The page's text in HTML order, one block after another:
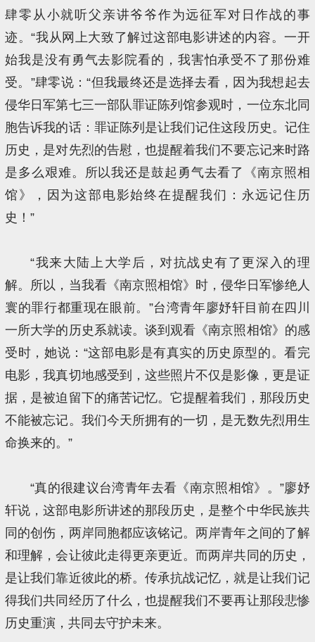
肆零从小就听父亲讲爷爷作为远征军对日作战的事
迹。“我从网上大致了解过这部电影讲述的内容。一开
始我是没有勇气去影院看的，我害怕承受不了那份难
受。”肆零说：“但我最终还是选择去看，因为我想起去
侵华日军第七三一部队罪证陈列馆参观时，一位东北同
胞告诉我的话：罪证陈列是让我们记住这段历史。记住
历史，是对先烈的告慰，也提醒着我们不要忘记来时路
是多么艰难。所以我还是鼓起勇气去看了《南京照相
馆》，因为这部电影始终在提醒我们：永远记住历
史！”
“我来大陆上大学后，对抗战史有了更深入的理
解。所以，当我看《南京照相馆》时，侵华日军惨绝人
寰的罪行都重现在眼前。”台湾青年廖妤轩目前在四川
一所大学的历史系就读。谈到观看《南京照相馆》的感
受时，她说：“这部电影是有真实的历史原型的。看完
电影，我真切地感受到，这些照片不仅是影像，更是证
据，是被迫留下的痛苦记忆。它提醒着我们，那段历史
不能被忘记。我们今天所拥有的一切，是无数先烈用生
命换来的。”
“真的很建议台湾青年去看《南京照相馆》。”廖妤
轩说，这部电影所讲述的那段历史，是整个中华民族共
同的创伤，两岸同胞都应该铭记。两岸青年之间的了解
和理解，会让彼此走得更亲更近。而两岸共同的历史，
是让我们靠近彼此的桥。传承抗战记忆，就是让我们记
得我们共同经历了什么，也提醒我们不要再让那段悲惨
历史重演，共同去守护未来。